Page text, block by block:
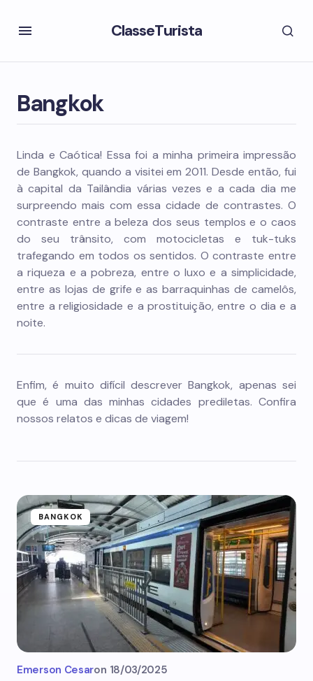
ClasseTurista
Bangkok
Linda e Caótica! Essa foi a minha primeira impressão
de Bangkok, quando a visitei em 2011. Desde então, fui
à capital da Tailândia várias vezes e a cada dia me
surpreendo mais com essa cidade de contrastes. O
contraste entre a beleza dos seus templos e o caos
do seu trânsito, com motocicletas e tuk-tuks
trafegando em todos os sentidos. O contraste entre
a riqueza e a pobreza, entre o luxo e a simplicidade,
entre as lojas de grife e as barraquinhas de camelôs,
entre a religiosidade e a prostituição, entre o dia e a
noite.
Enfim, é muito difícil descrever Bangkok, apenas sei
que é uma das minhas cidades prediletas. Confira
nossos relatos e dicas de viagem!
BANGKOK
Emerson Cesaron 18/03/2025